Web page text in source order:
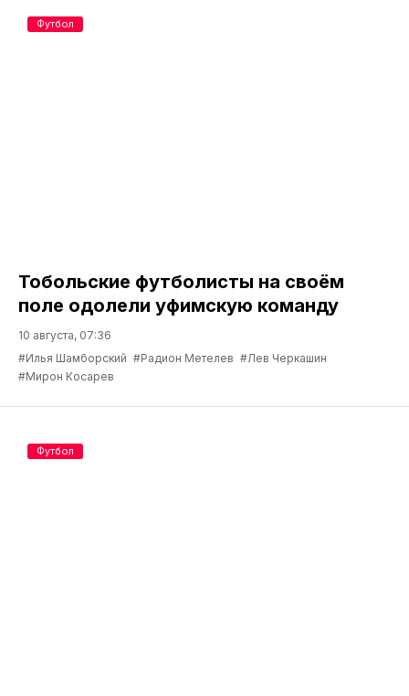
Тобольские футболисты на своём
поле одолели уфимскую команду
10 августа, 07:36
#Илья Шамборский #Радион Метелев #Лев Черкашин
#Мирон Косарев
Футбол
Футбол